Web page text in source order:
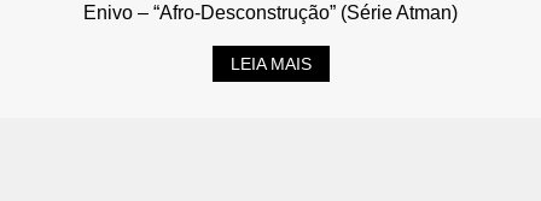
Enivo – “Afro-Desconstrução” (Série Atman)
LEIA MAIS